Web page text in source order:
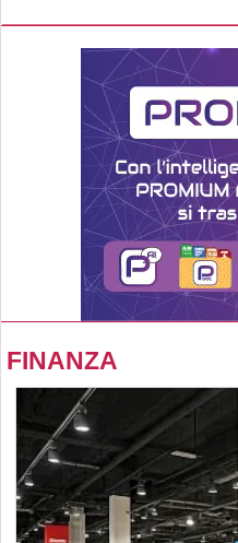
FINANZA